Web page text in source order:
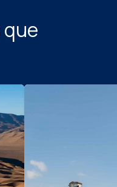
que